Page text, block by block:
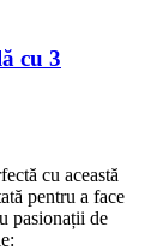
cu 3
cu această
pentru a face
pasionații de